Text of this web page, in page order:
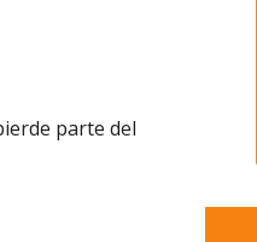
parte del